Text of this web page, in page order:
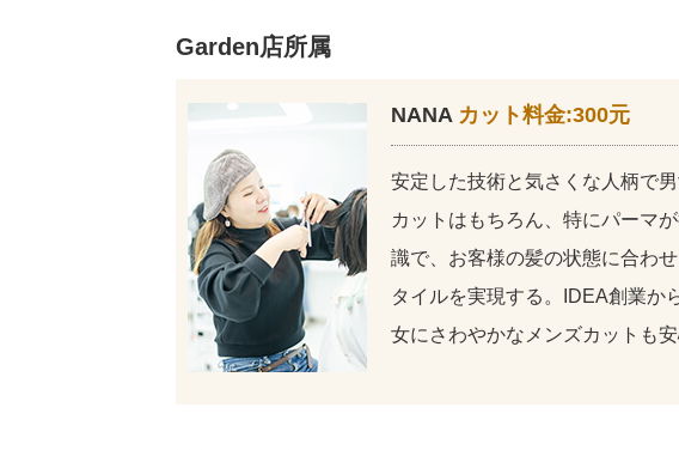
Garden店所属
NANA カット料金:300元
安定した技術と気さくな人柄で
カットはもちろん、特にパーマ
識で、お客様の髪の状態に合わ
タイルを実現する。IDEA創業か
女にさわやかなメンズカットも